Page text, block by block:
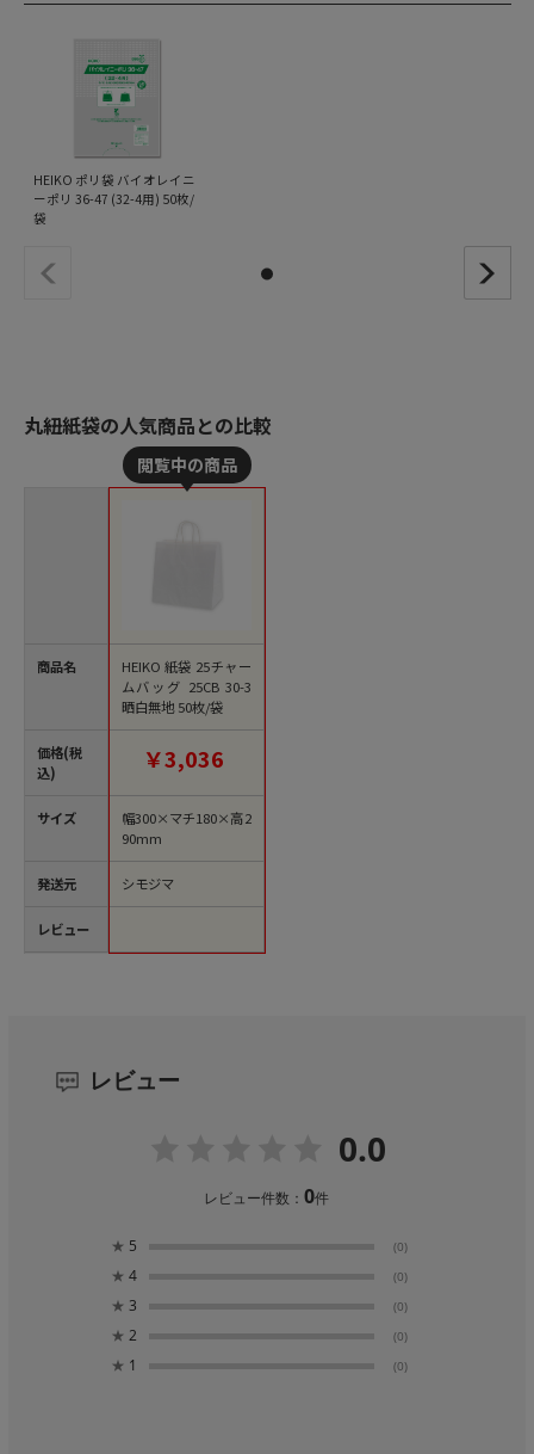
HEIKO ポリ袋 バイオレイニ
ーポリ 36-47 (32-4用) 50枚/
袋
丸紐紙袋の人気商品との比較
商品名
価格(税
込)
サイズ
発送元
レビュー
HEIKO 紙袋 25チャー
ムバッグ 25CB 30-3
晒白無地 50枚/袋
￥3,036
幅300×マチ180×高2
90mm
シモジマ
レビュー
0.0
レビュー件数：0件
★ 5 (0)
★ 4 (0)
★ 3 (0)
★ 2 (0)
★ 1 (0)